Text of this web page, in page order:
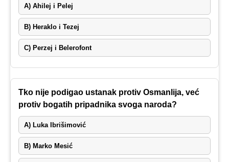
A) Ahilej i Pelej
B) Heraklo i Tezej
C) Perzej i Belerofont
Tko nije podigao ustanak protiv Osmanlija, već
protiv bogatih pripadnika svoga naroda?
A) Luka Ibrišimović
B) Marko Mesić